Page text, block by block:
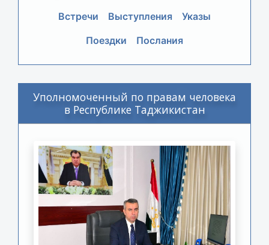
Встречи Выступления
Указы
Поездки
Послания
Уполномоченный по правам человека
в Республике Таджикистан